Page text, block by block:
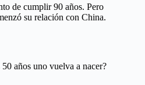
de cumplir 90 años. Pero
su relación con China.
años uno vuelva a nacer?